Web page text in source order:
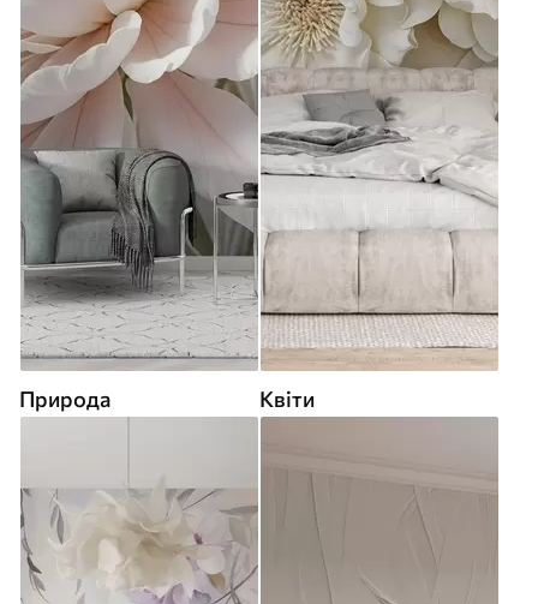
Природа Квіти